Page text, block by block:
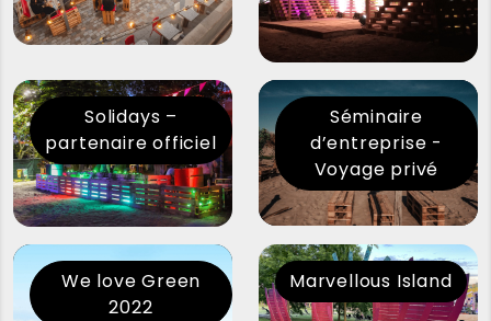
Solidays –
partenaire officiel
Séminaire
d’entreprise -
Voyage privé
We love Green
2022
Marvellous Island